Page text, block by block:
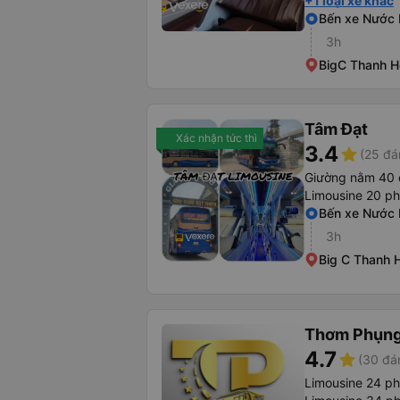
Bến xe Nước
3h
BigC Thanh
Xác nhận tức thì Tâm Đạt
3.4star (25
Giường nằm 40
Limousine 20
Bến xe Nước
3h
Big C Thanh
Thơm
4.7star (30
Limousine 24